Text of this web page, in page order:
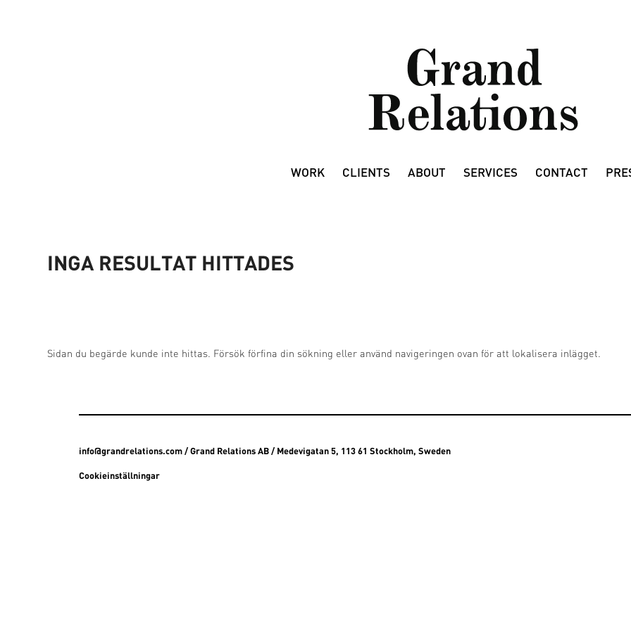
WORK CLIENTS ABOUT SERVICES CONTACT
INGA RESULTAT HITTADES
Sidan du begärde kunde inte hittas. Försök förfina din sökning eller använd navigeringen ovan för att lokalisera inlägget.
info@grandrelations.com/ Grand Relations AB / Medevigatan 5, 113 61 Stockholm, Sweden
Cookieinställningar